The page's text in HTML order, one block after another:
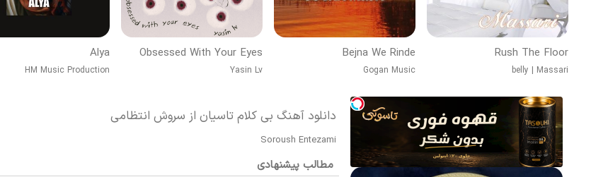
Rush The Floor
belly | Massari
Bejna We Rinde
Gogan Music
Obsessed With Your Eyes
Yasin Lv
Alya
HM Music Production
دانلود آهنگ بی کلام تاسیان از سروش انتظامی
Soroush Entezami
مطالب پیشنهادی